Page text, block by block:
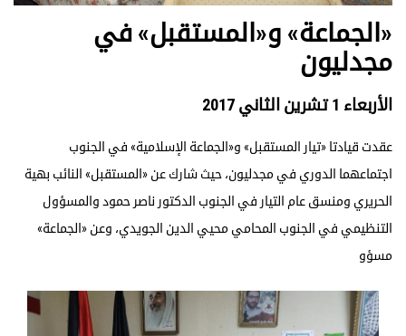
«الجماعة» و«المستقبل» في
مجدليون
الأربعاء 1 تشرين الثاني 2017
عقدت قيادتا «تيار المستقبل» و«الجماعة الإسلامية» في الجنوب
اجتماعهما الدوري في مجدليون، حيث شارك عن «المستقبل» النائب بهية
الحريري ومنسق عام التيار في الجنوب الدكتور ناصر حمود والمسؤول
التنظيمي في الجنوب المحامي محيي الدين الجويدي، وعن «الجماعة»
مسؤو